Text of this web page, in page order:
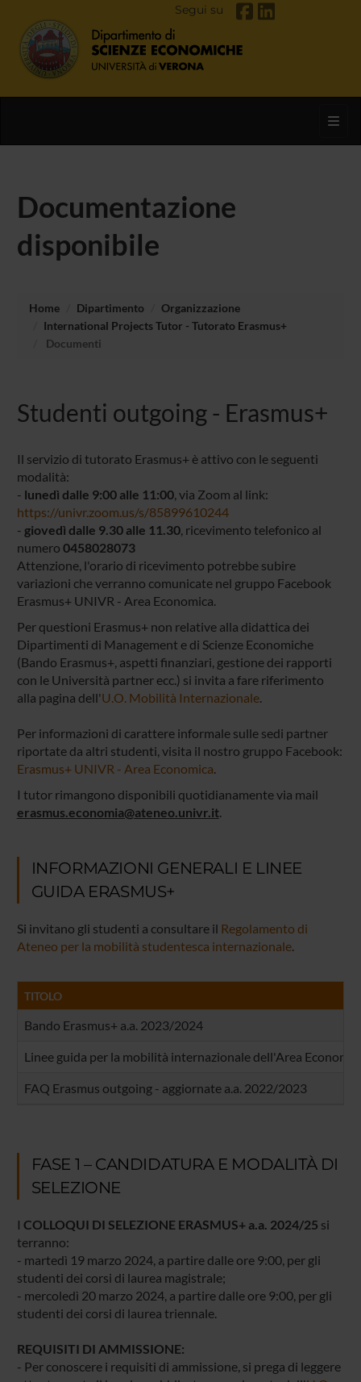
Segui su
Documentazione
disponibile
Home Dipartimento
Organizzazione
International Projects Tutor - Tutorato Erasmus+
Documenti
Studenti outgoing - Erasmus+
Il servizio di tutorato Erasmus+ è attivo con le seguenti
modalità:
- lunedì dalle 9:00 alle 11:00, via Zoom al link:
https://univr.zoom.us/s/85899610244
- giovedì dalle 9.30 alle 11.30, ricevimento telefonico al
numero 0458028073
Attenzione, l'orario di ricevimento potrebbe subire
variazioni che verranno comunicate nel gruppo Facebook
Erasmus+ UNIVR - Area Economica.
Per questioni Erasmus+ non relative alla didattica dei
Dipartimenti di Management e di Scienze Economiche
(Bando Erasmus+, aspetti finanziari, gestione dei rapporti
con le Università partner ecc.) si invita a fare riferimento
alla pagina dell'U.O. Mobilità Internazionale.
Per informazioni di carattere informale sulle sedi partner
riportate da altri studenti, visita il nostro gruppo Facebook:
Erasmus+ UNIVR - Area Economica.
I tutor rimangono disponibili quotidianamente via mail
erasmus.economia@ateneo.univr.it.
INFORMAZIONI GENERALI E LINEE
GUIDA ERASMUS+
Si invitano gli studenti a consultare il Regolamento di
Ateneo per la mobilità studentesca internazionale.
TITOLO
Bando Erasmus+ a.a. 2023/2024
Linee guida per la mobilità internazionale dell'Area
FAQ Erasmus outgoing - aggiornate a.a. 2022/2023
FASE 1 – CANDIDATURA E MODALITÀ DI
SELEZIONE
I COLLOQUI DI SELEZIONE ERASMUS+ a.a. 2024/25 si
terranno:
- martedì 19 marzo 2024, a partire dalle ore 9:00, per gli
studenti dei corsi di laurea magistrale;
- mercoledì 20 marzo 2024, a partire dalle ore 9:00, per gli
studenti dei corsi di laurea triennale.
REQUISITI DI AMMISSIONE:
- Per conoscere i requisiti di ammissione, si prega di leggere